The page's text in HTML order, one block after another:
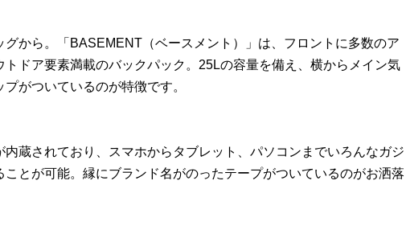
グから。「BASEMENT（ベースメント）」は、フロントに多数のア
トドア要素満載のバックパック。25Lの容量を備え、横からメイン気
がついているのが特徴です。
内蔵されており、スマホからタブレット、パソコンまでいろんなガジ
ことが可能。縁にブランド名がのったテープがついているのがお洒落